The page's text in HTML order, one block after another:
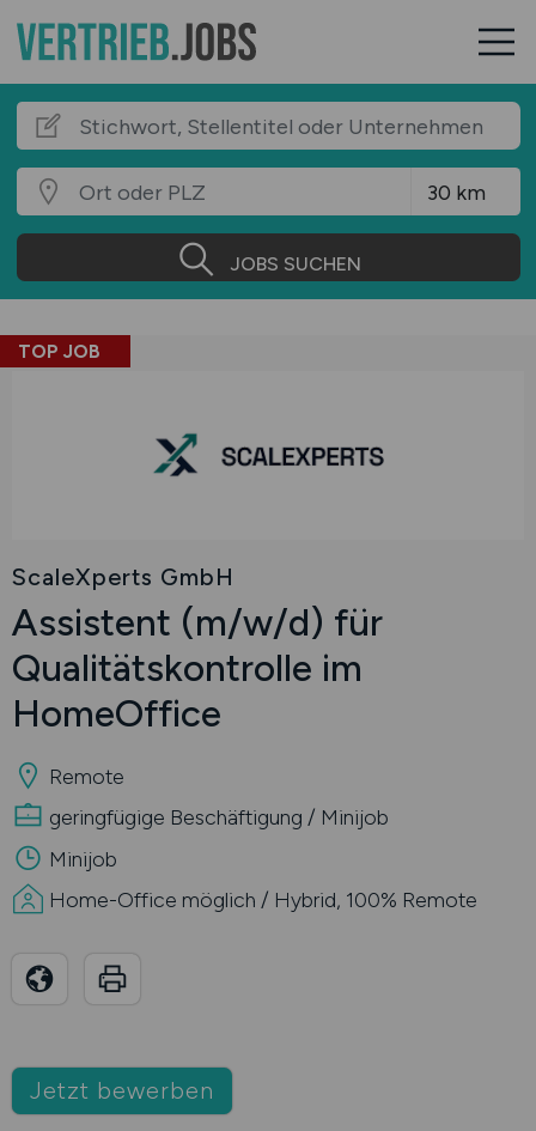
JOBS SUCHEN
TOP JOB
ScaleXperts GmbH
Assistent (m/w/d) für
Qualitätskontrolle im
HomeOffice
Remote
geringfügige Beschäftigung / Minijob
Minijob
Home-Office möglich / Hybrid, 100% Remote
Jetzt bewerben